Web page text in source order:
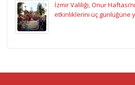
İzmir Valiliği, Onur
etkinliklerini üç günlüğüne